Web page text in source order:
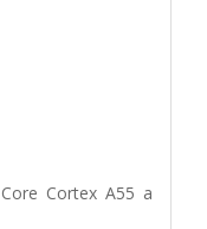
Cortex A55 a